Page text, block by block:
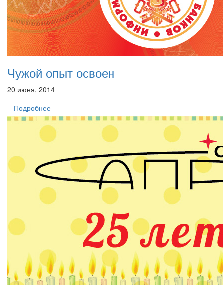
Чужой опыт освоен
20 июня, 2014
Подробнее